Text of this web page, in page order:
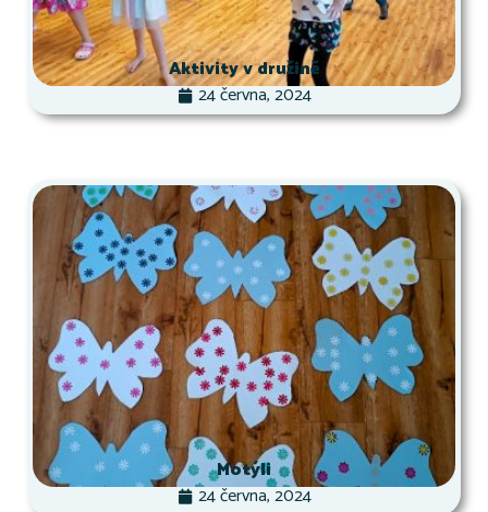
Aktivity v družině
24 června, 2024
Motýli
24 června, 2024